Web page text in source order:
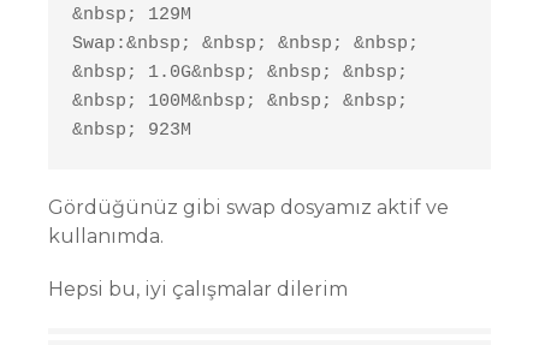
&nbsp; 129M
Swap:&nbsp; &nbsp; &nbsp; &nbsp;
&nbsp; 1.0G&nbsp; &nbsp; &nbsp;
&nbsp; 100M&nbsp; &nbsp; &nbsp;
&nbsp; 923M
Gördüğünüz gibi swap dosyamız aktif ve
kullanımda.
Hepsi bu, iyi çalışmalar dilerim